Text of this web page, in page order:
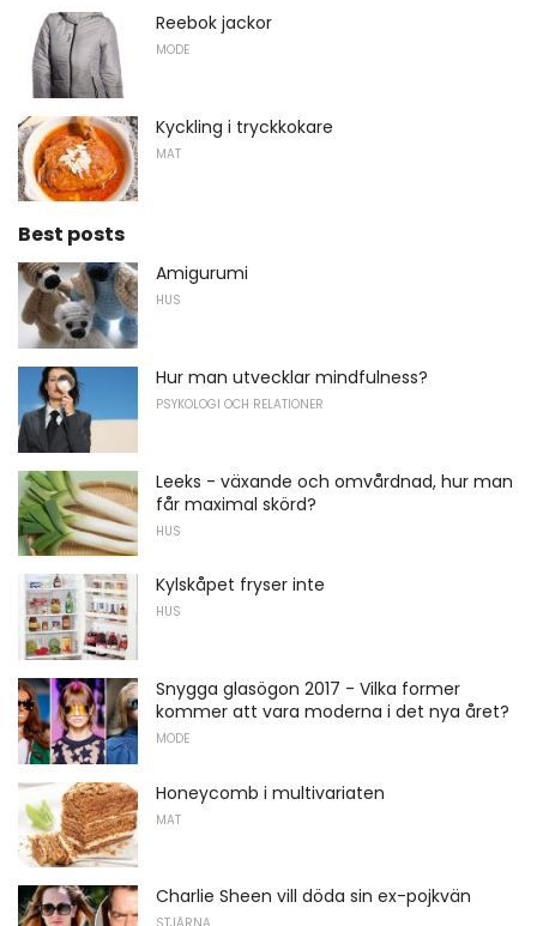
Reebok jackor
MODE
Kyckling i tryckkokare
MAT
Best posts
Amigurumi
HUS
Hur man utvecklar mindfulness?
PSYKOLOGI OCH RELATIONER
Leeks - växande och omvårdnad, hur man
får maximal skörd?
HUS
Kylskåpet fryser inte
HUS
Snygga glasögon 2017 - Vilka former
kommer att vara moderna i det nya året?
MODE
Honeycomb i multivariaten
MAT
Charlie Sheen vill döda sin ex-pojkvän